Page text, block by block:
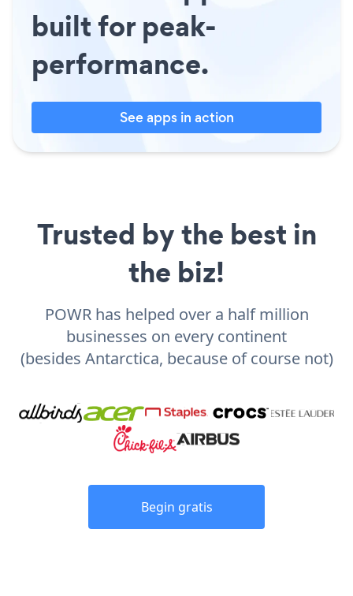
built for peak-
performance.
See apps in action
Trusted by the best in
the biz!
POWR has helped over a half million
businesses on every continent
(besides Antarctica, because of course not)
Begin gratis